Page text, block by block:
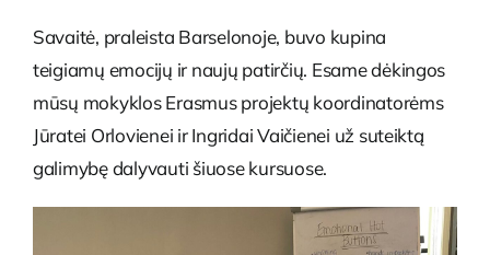
Savaitė, praleista Barselonoje, buvo kupina
teigiamų emocijų ir naujų patirčių. Esame dėkingos
mūsų mokyklos Erasmus projektų koordinatorėms
Jūratei Orlovienei ir Ingridai Vaičienei už suteiktą
galimybę dalyvauti šiuose kursuose.